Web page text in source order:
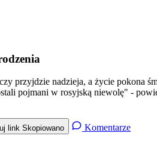
przyjdzie nadzieja, a życie
pojmani w rosyjską niewolę" -
link Skopiowano Komentarze